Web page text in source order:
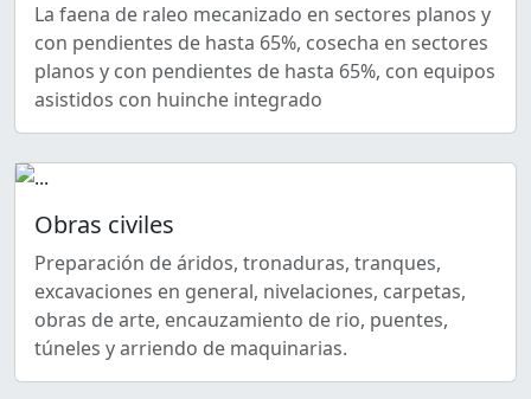
La faena de raleo mecanizado en sectores planos y
con pendientes de hasta 65%, cosecha en sectores
planos y con pendientes de hasta 65%, con equipos
asistidos con huinche integrado
Obras civiles
Preparación de áridos, tronaduras, tranques,
excavaciones en general, nivelaciones, carpetas,
obras de arte, encauzamiento de rio, puentes,
túneles y arriendo de maquinarias.